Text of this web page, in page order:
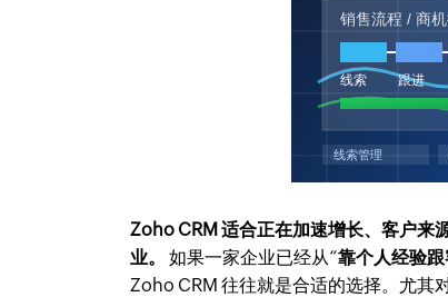
Zoho CRM 适合正在加速增长、客户来
业。
如果一家企业已经从“靠个人经验
Zoho CRM 往往就是合适的选择。尤其